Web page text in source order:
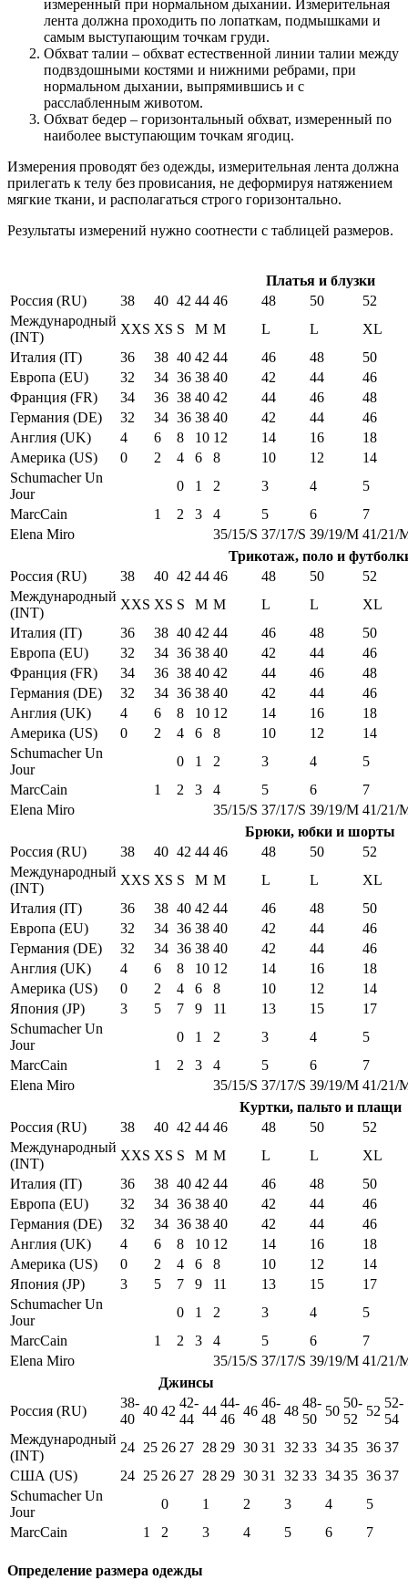
измеренный при нормальном дыхании. Измерительная
лента должна проходить по лопаткам, подмышками и
самым выступающим точкам груди.
Обхват талии – обхват естественной линии талии между
подвздошными костями и нижними ребрами, при
нормальном дыхании, выпрямившись и с
расслабленным животом.
Обхват бедер – горизонтальный обхват, измеренный по
наиболее выступающим точкам ягодиц.
Измерения проводят без одежды, измерительная лента должна
прилегать к телу без провисания, не деформируя натяжением
мягкие ткани, и располагаться строго горизонтально.
Результаты измерений нужно соотнести с таблицей размеров.
Платья и блузки
Россия (RU)
38 40 42 44 46 48 50
52
Международный
(INT)
XXS XS S M M L L
XL
Италия (IT)
36 38 40 42 44 46 48
50
Европа (EU)
32 34 36 38 40 42 44
46
Франция (FR)
34 36 38 40 42 44 46
48
Германия (DE)
32 34 36 38 40 42 44
46
Англия (UK)
4 6 8 10 12 14 16
18
Америка (US)
0 2 4 6 8 10 12
14
Schumacher Un
Jour
0 1 2 3 4
5
MarcCain
1 2 3 4 5 6
7
Elena Miro
35/15/S 37/17/S 39/19/M 41/21/
Трикотаж, поло и
Россия (RU)
38 40 42 44 46 48 50
52
Международный
(INT)
XXS XS S M M L L
XL
Италия (IT)
36 38 40 42 44 46 48
50
Европа (EU)
32 34 36 38 40 42 44
46
Франция (FR)
34 36 38 40 42 44 46
48
Германия (DE)
32 34 36 38 40 42 44
46
Англия (UK)
4 6 8 10 12 14 16
18
Америка (US)
0 2 4 6 8 10 12
14
Schumacher Un
Jour
0 1 2 3 4
5
MarcCain
1 2 3 4 5 6
7
Elena Miro
35/15/S 37/17/S 39/19/M 41/21/
Брюки, юбки и шорты
Россия (RU)
38 40 42 44 46 48 50
52
Международный
(INT)
XXS XS S M M L L
XL
Италия (IT)
36 38 40 42 44 46 48
50
Европа (EU)
32 34 36 38 40 42 44
46
Германия (DE)
32 34 36 38 40 42 44
46
Англия (UK)
4 6 8 10 12 14 16
18
Америка (US)
0 2 4 6 8 10 12
14
Япония (JP)
3 5 7 9 11 13 15
17
Schumacher Un
Jour
0 1 2 3 4
5
MarcCain
1 2 3 4 5 6
7
Elena Miro
35/15/S 37/17/S 39/19/M 41/21/
Куртки, пальто и плащи
Россия (RU)
38 40 42 44 46 48 50
52
Международный
(INT)
XXS XS S M M L L
XL
Италия (IT)
36 38 40 42 44 46 48
50
Европа (EU)
32 34 36 38 40 42 44
46
Германия (DE)
32 34 36 38 40 42 44
46
Англия (UK)
4 6 8 10 12 14 16
18
Америка (US)
0 2 4 6 8 10 12
14
Япония (JP)
3 5 7 9 11 13 15
17
Schumacher Un
Jour
0 1 2 3 4
5
MarcCain
1 2 3 4 5 6
7
Elena Miro
35/15/S 37/17/S 39/19/M 41/21/
Джинсы
Россия (RU)
38-
40
40 42
42-
44
44
44-
46
46
46-
48
48
48-
50
50
50-
52
52
52-
54
Международный
(INT)
24 25 26 27 28 29 30 31 32 33 34 35 36 37
США (US)
24 25 26 27 28 29 30 31 32 33 34 35 36 37
Schumacher Un
Jour
0 1 2 3 4
5
MarcCain
1 2 3 4 5 6 7
Определение размера одежды